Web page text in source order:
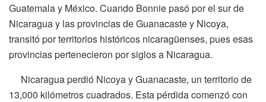
Guatemala y México. Cuando Bonnie pasó por el sur de
Nicaragua y las provincias de Guanacaste y Nicoya,
transitó por territorios históricos nicaragüenses, pues esas
provincias pertenecieron por siglos a Nicaragua.
Nicaragua perdió Nicoya y Guanacaste, un territorio de
13,000 kilómetros cuadrados. Esta pérdida comenzó con